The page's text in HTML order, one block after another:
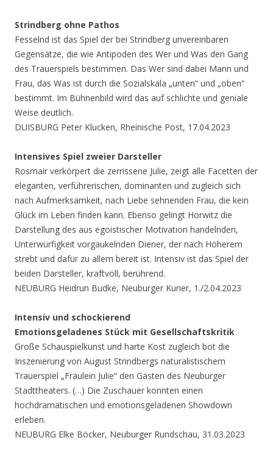
Strindberg ohne Pathos
Fesselnd ist das Spiel der bei Strindberg unvereinbaren
Gegensätze, die wie Antipoden des Wer und Was den Gang
des Trauerspiels bestimmen. Das Wer sind dabei Mann und
Frau, das Was ist durch die Sozialskala „unten“ und „oben“
bestimmt. Im Bühnenbild wird das auf schlichte und geniale
Weise deutlich.
DUISBURG Peter Klucken, Rheinische Post, 17.04.2023
Intensives Spiel zweier Darsteller
Rosmair verkörpert die zerrissene Julie, zeigt alle Facetten der
eleganten, verführerischen, dominanten und zugleich sich
nach Aufmerksamkeit, nach Liebe sehnenden Frau, die kein
Glück im Leben finden kann. Ebenso gelingt Horwitz die
Darstellung des aus egoistischer Motivation handelnden,
Unterwürfigkeit vorgaukelnden Diener, der nach Höherem
strebt und dafür zu allem bereit ist. Intensiv ist das Spiel der
beiden Darsteller, kraftvoll, berührend.
NEUBURG Heidrun Budke, Neuburger Kurier, 1./2.04.2023
Intensiv und schockierend
Emotionsgeladenes Stück mit Gesellschaftskritik
Große Schauspielkunst und harte Kost zugleich bot die
Inszenierung von August Strindbergs naturalistischem
Trauerspiel „Fräulein Julie“ den Gästen des Neuburger
Stadttheaters. (…) Die Zuschauer konnten einen
hochdramatischen und emotionsgeladenen Showdown
erleben.
NEUBURG Elke Böcker, Neuburger Rundschau, 31.03.2023